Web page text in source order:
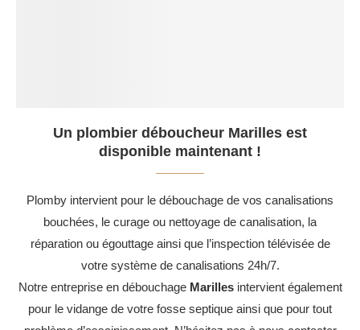
Un plombier déboucheur Marilles est
disponible maintenant !
Plomby intervient pour le débouchage de vos canalisations
bouchées, le curage ou nettoyage de canalisation, la
réparation ou égouttage ainsi que l’inspection télévisée de
votre système de canalisations 24h/7.
Notre entreprise en débouchage Marillesintervient également
pour le vidange de votre fosse septique ainsi que pour tout